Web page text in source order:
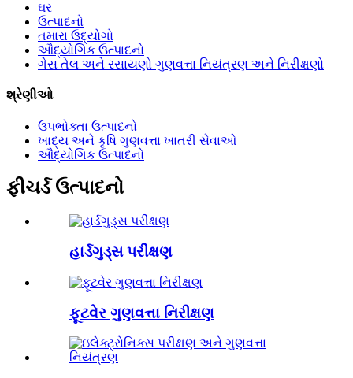
ઘર
ઉત્પાદનો
તમારા ઉદ્યોગો
ઔદ્યોગિક ઉત્પાદનો
ગેસ તેલ અને રસાયણો ગુણવત્તા નિયંત્રણ અને નિરીક્ષણો
શ્રેણીઓ
ઉપભોક્તા ઉત્પાદનો
ખાદ્ય અને કૃષિ ગુણવત્તા ખાતરી સેવાઓ
ઔદ્યોગિક ઉત્પાદનો
ફીચર્ડ ઉત્પાદનો
હાર્ડગુડ્સ પરીક્ષણ
ફૂટવેર ગુણવત્તા નિરીક્ષણ